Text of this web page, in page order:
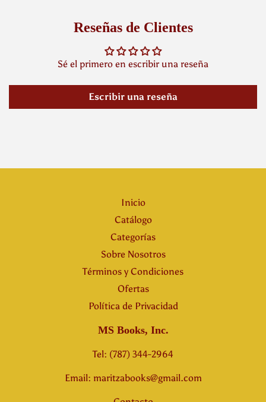
Reseñas de Clientes
Sé el primero en escribir una reseña
Escribir una reseña
Inicio
Catálogo
Categorías
Sobre Nosotros
Términos y Condiciones
Ofertas
Política de Privacidad
MS Books, Inc.
Tel: (787) 344-2964
Email: maritzabooks@gmail.com